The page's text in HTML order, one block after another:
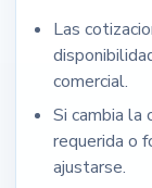
Las
comercial.
Si cambia la
requerida o
ajustarse.